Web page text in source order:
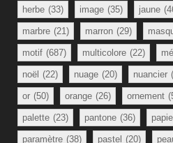
herbe (33) image (35) jaune
marbre (21) marron (29)
motif (687) multicolore (22)
noël (22) nuage (20) nuancier
or (50) orange (26) ornement
palette (23) pantone (36)
paramètre (38) pastel (20)